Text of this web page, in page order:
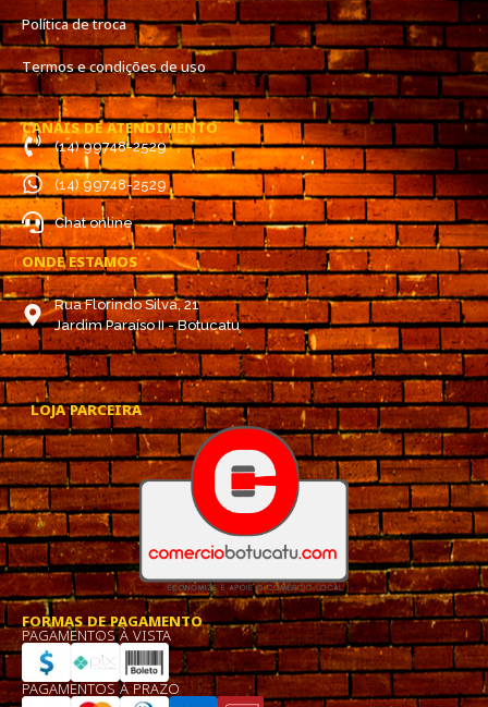
Política de troca
Termos e condições de uso
CANAIS DE ATENDIMENTO
(14) 99748-2529
(14) 99748-2529
Chat online
ONDE ESTAMOS
Rua Florindo Silva, 21
Jardim Paraíso II - Botucatu
LOJA PARCEIRA
FORMAS DE PAGAMENTO
PAGAMENTOS À VISTA
PAGAMENTOS À PRAZO